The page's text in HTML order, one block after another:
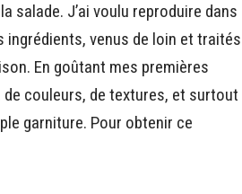
salade. J’ai voulu reproduire dans
ingrédients, venus de loin et traités
En goûtant mes premières
de couleurs, de textures, et surtout
garniture. Pour obtenir ce